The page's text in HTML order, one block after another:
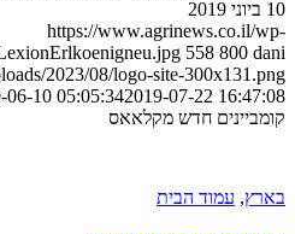
https://
06/LexionErlkoenigneu.jpg 558 800
uploads/2023/08/logo-site-
2019-06-10 05:05:342019-07-22
חדש מקלאאס
,עמוד הבית